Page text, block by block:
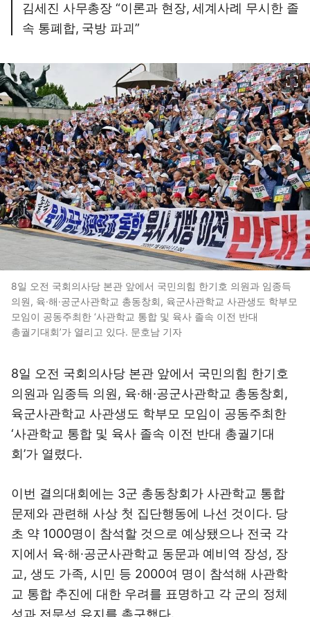
김세진 사무총장 “이론과 현장, 세계사례 무시한 졸
속 통폐합, 국방 파괴”
8일 오전 국회의사당 본관 앞에서 국민의힘 한기호 의원과 임종득
의원, 육·해·공군사관학교 총동창회, 육군사관학교 사관생도 학부모
모임이 공동주최한 ‘사관학교 통합 및 육사 졸속 이전 반대
총궐기대회’가 열리고 있다. 문호남 기자
8일 오전 국회의사당 본관 앞에서 국민의힘 한기호
의원과 임종득 의원, 육·해·공군사관학교 총동창회,
육군사관학교 사관생도 학부모 모임이 공동주최한
‘사관학교 통합 및 육사 졸속 이전 반대 총궐기대
회’가 열렸다.
이번 결의대회에는 3군 총동창회가 사관학교 통합
문제와 관련해 사상 첫 집단행동에 나선 것이다. 당
초 약 1000명이 참석할 것으로 예상됐으나 전국 각
지에서 육·해·공군사관학교 동문과 예비역 장성, 장
교, 생도 가족, 시민 등 2000여 명이 참석​해 사관학
교 통합 추진에 대한 우려를 표명하고 각 군의 정체
성과 전문성 유지를 촉구했다.